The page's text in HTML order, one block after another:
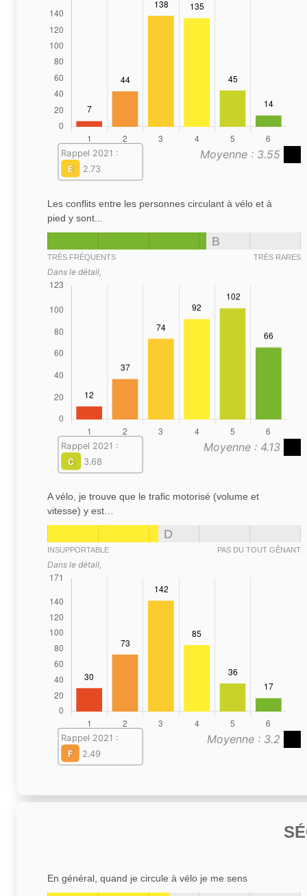
Moyenne : 3.55
Rappel 2021 :
E
2.73
Les conflits entre les personnes circulant à vélo et à
pied y sont...
B
TRÈS FRÉQUENTS TRÈS RARES
Dans le détail,
Moyenne : 4.13
Rappel 2021 :
C
3.68
A vélo, je trouve que le trafic motorisé (volume et
vitesse) y est…
D
INSUPPORTABLE PAS DU TOUT GÊNANT
Dans le détail,
Moyenne : 3.2
Rappel 2021 :
F
2.49
En général, quand je circule à vélo je me sens